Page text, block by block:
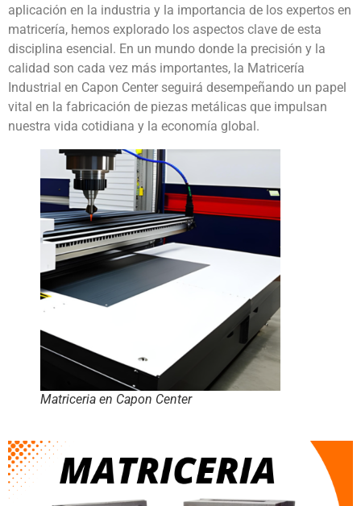
aplicación en la industria y la importancia de los expertos en
matricería, hemos explorado los aspectos clave de esta
disciplina esencial. En un mundo donde la precisión y la
calidad son cada vez más importantes, la Matricería
Industrial en Capon Center seguirá desempeñando un papel
vital en la fabricación de piezas metálicas que impulsan
nuestra vida cotidiana y la economía global.
Matriceria en Capon Center